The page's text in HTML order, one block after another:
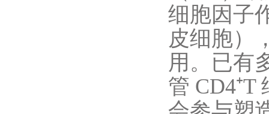
细胞因子
皮细胞）
用。已有
管